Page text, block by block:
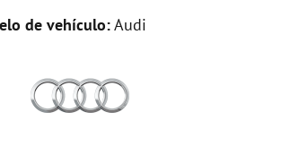
de vehículo:Audi